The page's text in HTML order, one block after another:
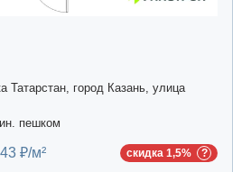
Татарстан, город Казань, улица
пешком
₽/м² скидка 1,5%